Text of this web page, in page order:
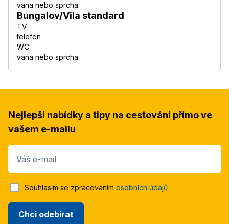
vana nebo sprcha
Bungalov/Vila standard
TV
telefon
WC
vana nebo sprcha
Nejlepší nabídky a tipy na cestování přímo ve
vašem e-mailu
Váš e-mail
Chci odebírat
Souhlasím se zpracováním osobních údajů